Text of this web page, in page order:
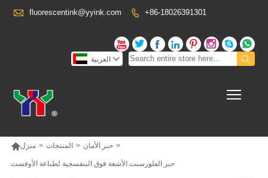
 fluorescentink@yyink.com  +86-18026391301
      


العربية 
منزل > المنتجات > حبر الأمان >
حبر الفلورسنت الأشعة فوق البنفسجية لطباعة الأوفست